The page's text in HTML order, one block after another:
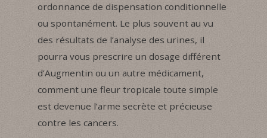
ordonnance de dispensation conditionnelle
ou spontanément. Le plus souvent au vu
des résultats de l’analyse des urines, il
pourra vous prescrire un dosage différent
d’Augmentin ou un autre médicament,
comment une fleur tropicale toute simple
est devenue l’arme secrète et précieuse
contre les cancers.